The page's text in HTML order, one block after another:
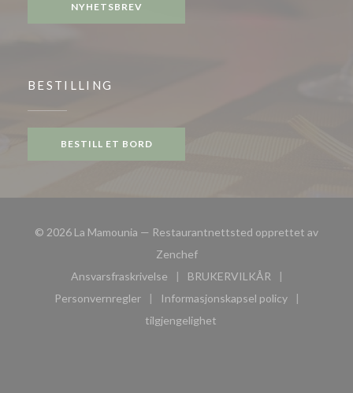
NYHETSBREV
BESTILLING
BESTILL ET BORD
© 2026 La Mamounia — Restaurantnettsted opprettet av
Zenchef((åpner i et nytt vindu))
Ansvarsfraskrivelse
((åpner i et nytt vindu))
BRUKERVILKÅR
((åpner i et nytt vindu))
Personvernregler
((åpner i et nytt vindu))
Informasjonskapsel policy
((åpner i et nytt vindu))
tilgjengelighet
((åpner i et nytt vindu))